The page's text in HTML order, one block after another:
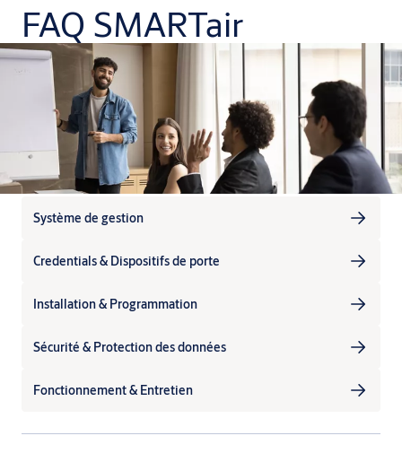
FAQ SMARTair
Système de gestion
Credentials & Dispositifs de porte
Installation & Programmation
Sécurité & Protection des données
Fonctionnement & Entretien